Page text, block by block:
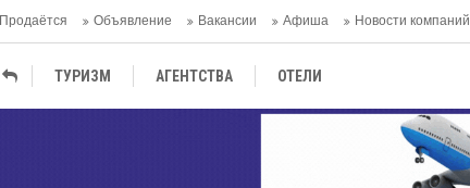
Продаётся Объявление Вакансии Афиша Новости компаний
ТУРИЗМ АГЕНTСТВА ОТЕЛИ